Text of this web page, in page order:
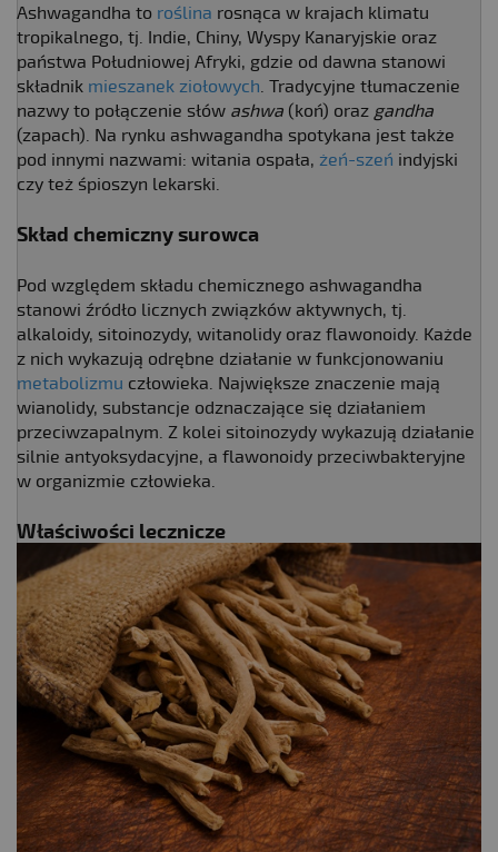
Ashwagandha to roślina rosnąca w krajach klimatu
tropikalnego, tj. Indie, Chiny, Wyspy Kanaryjskie oraz
państwa Południowej Afryki, gdzie od dawna stanowi
składnik mieszanek ziołowych. Tradycyjne tłumaczenie
nazwy to połączenie słów ashwa (koń) oraz gandha
(zapach). Na rynku ashwagandha spotykana jest także
pod innymi nazwami: witania ospała, żeń-szeń indyjski
czy też śpioszyn lekarski.
Skład chemiczny surowca
Pod względem składu chemicznego ashwagandha
stanowi źródło licznych związków aktywnych, tj.
alkaloidy, sitoinozydy, witanolidy oraz flawonoidy. Każde
z nich wykazują odrębne działanie w funkcjonowaniu
metabolizmu człowieka. Największe znaczenie mają
wianolidy, substancje odznaczające się działaniem
przeciwzapalnym. Z kolei sitoinozydy wykazują działanie
silnie antyoksydacyjne, a flawonoidy przeciwbakteryjne
w organizmie człowieka.
Właściwości lecznicze